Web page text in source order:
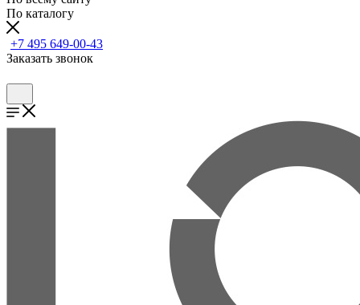
По каталогу
+7 495 649-00-43
Заказать звонок